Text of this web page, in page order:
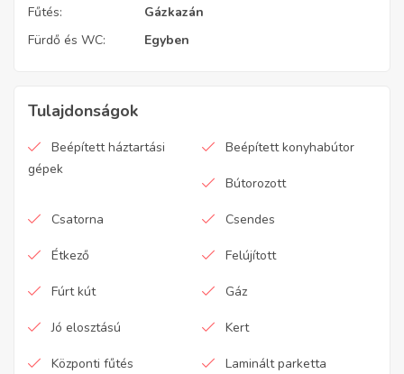
Fűtés:
Gázkazán
Fürdő és WC:
Egyben
Tulajdonságok
Beépített háztartási
gépek
Beépített konyhabútor
Bútorozott
Csatorna Csendes
Étkező Felújított
Fúrt kút Gáz
Jó elosztású Kert
Központi fűtés Laminált parketta